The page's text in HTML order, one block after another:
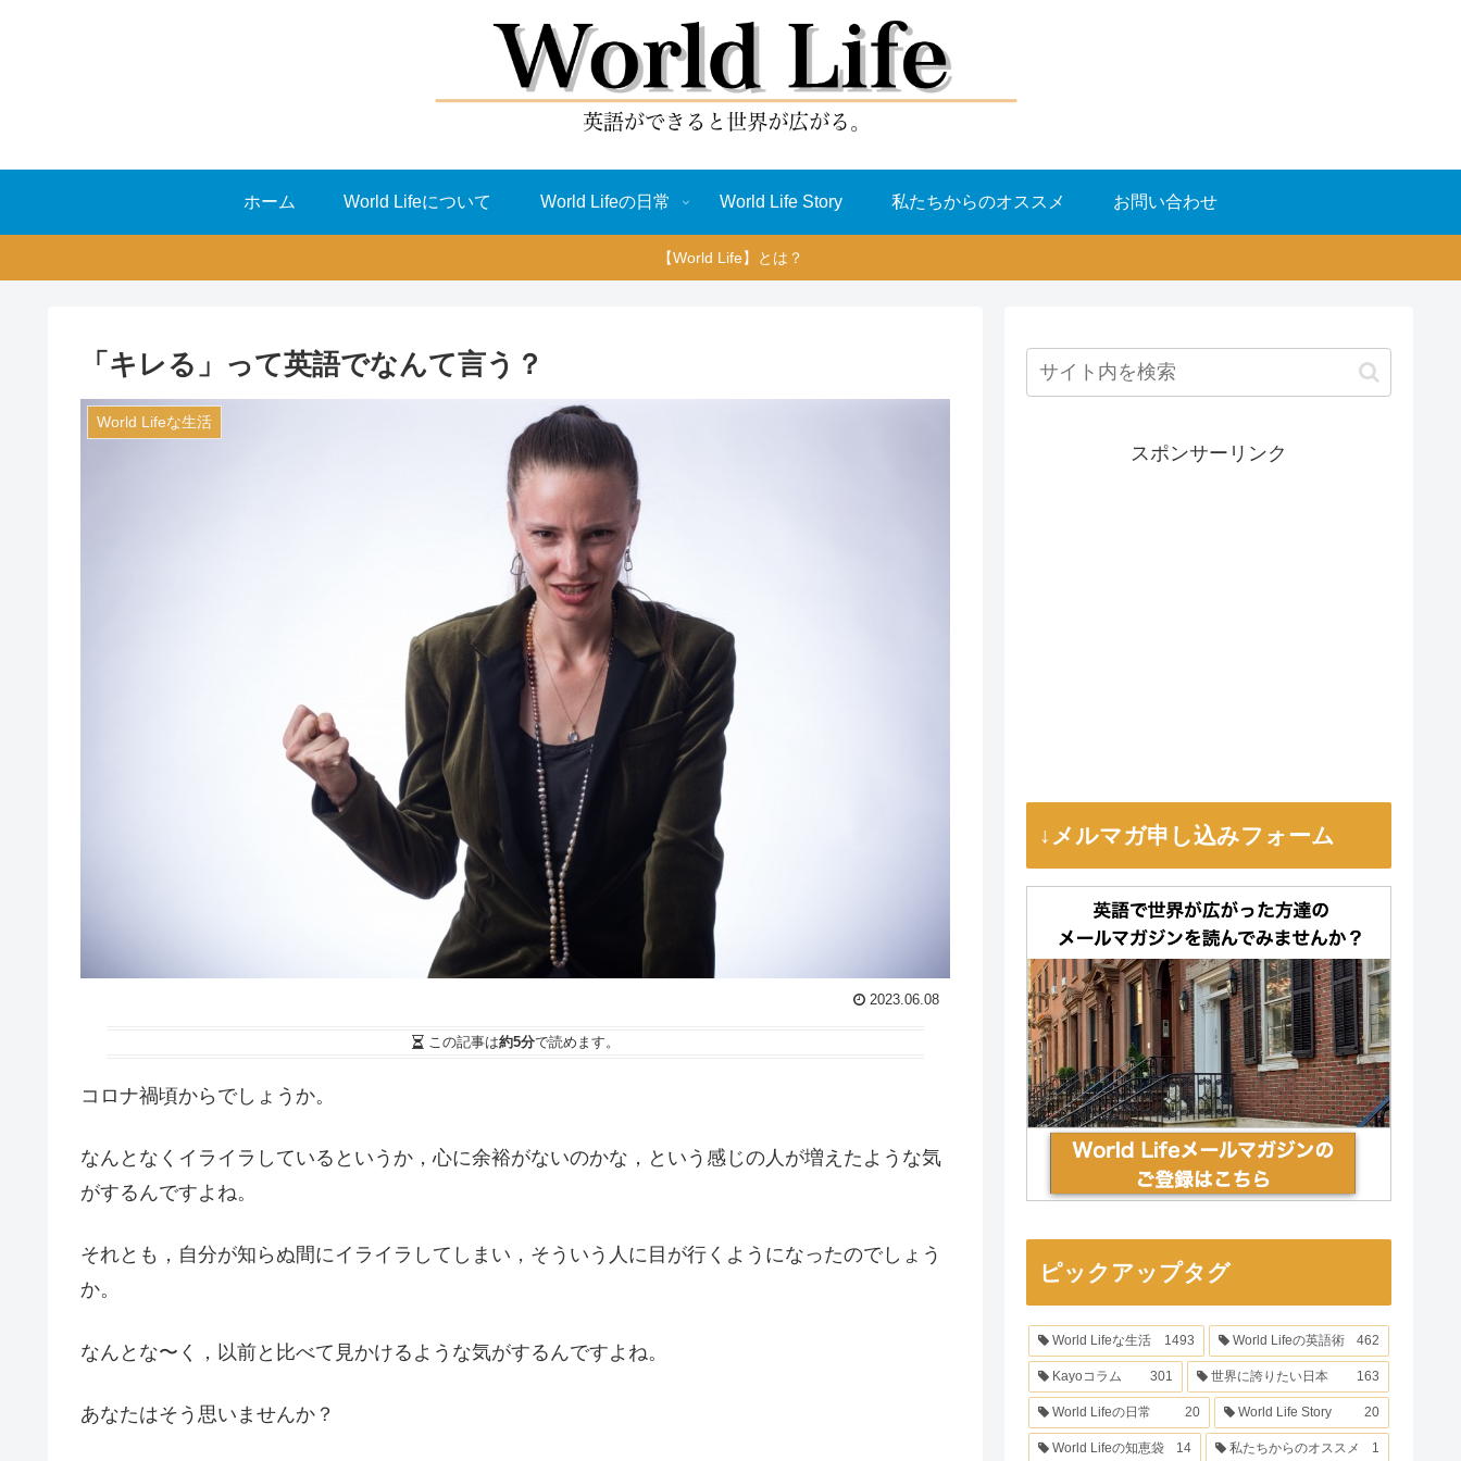
ホーム World Lifeについて World Lifeの日常 World Life Story 私たちからのオススメ お問い合わせ
【World Life】とは？
「キレる」って英語でなんて言う？
World Lifeな生活
2023.06.08
この記事は約5分で読めます。
コロナ禍頃からでしょうか。
なんとなくイライラしているというか，心に余裕がないのかな，という感じの人が増えたような気
がするんですよね。
それとも，自分が知らぬ間にイライラしてしまい，そういう人に目が行くようになったのでしょう
か。
なんとな〜く，以前と比べて見かけるような気がするんですよね。
あなたはそう思いませんか？
スポンサーリンク
↓メルマガ申し込みフォーム
ピックアップタグ
World Lifeな生活 1493 World Lifeの英語術 462
Kayoコラム 301 世界に誇りたい日本 163
World Lifeの日常 20 World Life Story 20
World Lifeの知恵袋 14 私たちからのオススメ 1